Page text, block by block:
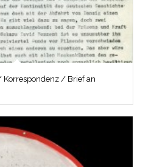
Korrespondenz / Brief an